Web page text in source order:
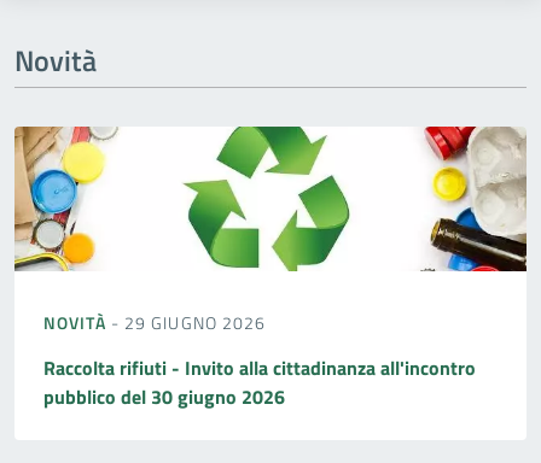
Novità
NOVITÀ - 29 GIUGNO 2026
Raccolta rifiuti - Invito alla cittadinanza all'incontro
pubblico del 30 giugno 2026